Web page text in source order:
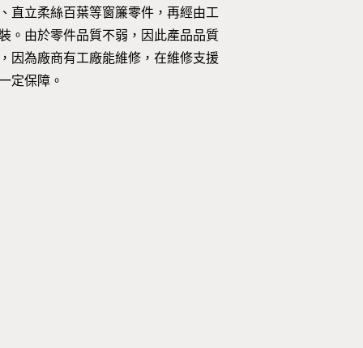
直立柔絲百葉等窗簾零件，再經由工
。由於零件品質不弱，因此產品品質
因為廠商有工廠能維修，在維修支援
定保障。